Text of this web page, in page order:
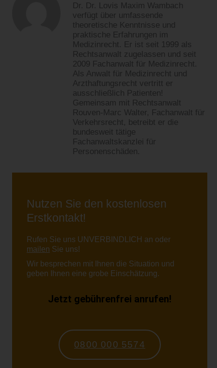
Dr. Dr. Lovis Maxim Wambach
verfügt über umfassende
theoretische Kenntnisse und
praktische Erfahrungen im
Medizinrecht. Er ist seit 1999 als
Rechtsanwalt zugelassen und seit
2009 Fachanwalt für Medizinrecht.
Als Anwalt für Medizinrecht und
Arzthaftungsrecht vertritt er
ausschließlich Patienten!
Gemeinsam mit Rechtsanwalt
Rouven-Marc Walter, Fachanwalt für
Verkehrsrecht, betreibt er die
bundesweit tätige
Fachanwaltskanzlei für
Personenschäden.
Nutzen Sie den kostenlosen
Erstkontakt!
Rufen Sie uns UNVERBINDLICH an oder
mailen Sie uns!
Wir besprechen mit Ihnen die Situation und
geben Ihnen eine grobe Einschätzung.
Jetzt gebührenfrei anrufen!
0800 000 5574